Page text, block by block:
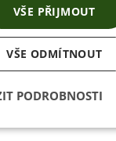
VŠE PŘIJMOUT
VŠE ODMÍTNOUT
PODROBNOSTI